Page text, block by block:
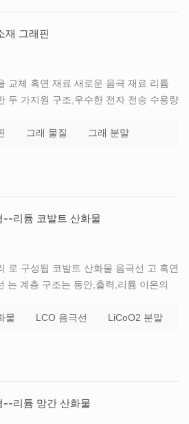
성이 우수하고 인성 및 강도가 우수한
재 그래핀
교체 흑연 재료 새로운 음극 재료 리튬
두 가지원 구조,우수한 전자 전송 수용량
기타 탄소 재료입니다. 충전하는 동안,리
간이기 때문에,그래핀을 접하고 저장할
그래 물질 그래 분말
리튬 코발트 산화물
로 구성됩 코발트 산화물 음극선 고 흑연
는 계층 구조는 동안,출력,리튬 이온의
를 만드는 리튬 코발트 산화물 배터리의
주기 생활은 주로에 의해 제한됩 체 전
물 LCO 음극선 LiCoO2 분말
--리튬 망간 산화물